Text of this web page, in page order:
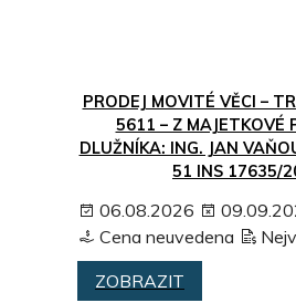
PRODEJ MOVITÉ VĚCI –
5611 – Z MAJETKOVÉ
DLUŽNÍKA: ING. JAN
51 INS 17635/
06.08.2026
Cena neuvedena
ZOBRAZIT